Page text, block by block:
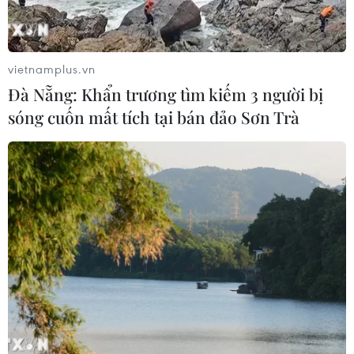
Mở ra không gian phát triển mới
08/08/2026 05:39
Thanh Hóa: Tạo điều kiện để người ở
xa trung tâm tiếp cận hành chính
công
08/08/2026 05:38
Chuyển mạnh sang ngăn chặn,
phòng ngừa từ sớm, từ xa thông tin
xấu độc trên mạng
08/08/2026 05:35
vietnamplus.vn
Đà Nẵng: Khẩn trương tìm kiếm 3 người bị
sóng cuốn mất tích tại bán đảo Sơn Trà